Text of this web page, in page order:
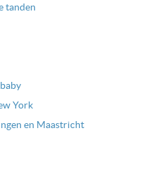
tanden
York
en Maastricht